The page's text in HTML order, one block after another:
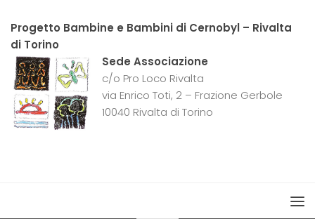
Progetto Bambine e Bambini di Cernobyl – Rivalta
di Torino
Sede Associazione
c/o Pro Loco Rivalta
via Enrico Toti, 2 – Frazione Gerbole
10040 Rivalta di Torino